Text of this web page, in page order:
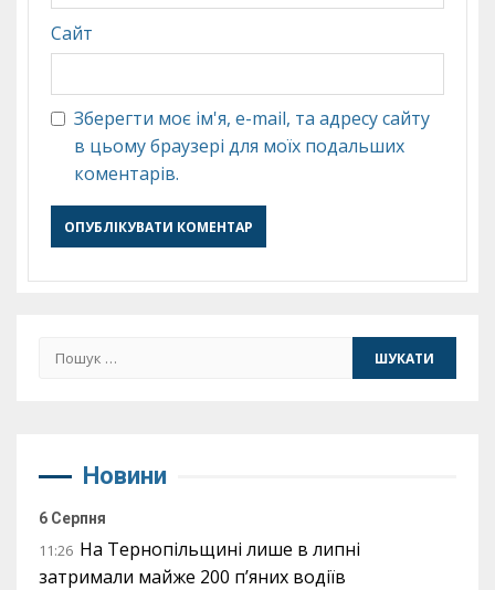
Сайт
Зберегти моє ім'я, e-mail, та адресу сайту
в цьому браузері для моїх подальших
коментарів.
Пошук:
Новини
6 Серпня
11:26 На Тернопільщині лише в липні
затримали майже 200 п’яних водіїв